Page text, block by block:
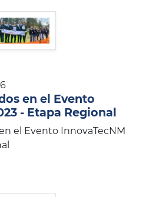
en el Evento
- Etapa Regional
el Evento InnovaTecNM